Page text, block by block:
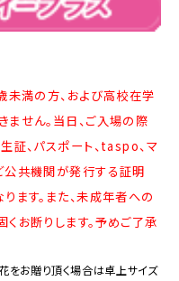
満の方、および高校在学
せん。当日、ご入場の際
証、パスポート、taspo、マ
公共機関が発行する証明
ます。また、未成年者への
お断りします。予めご了承
をお贈り頂く場合は卓上サイズ